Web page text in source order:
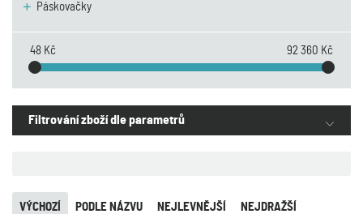
Páskovačky
48 Kč 92 360 Kč
Filtrování zboží dle parametrů
NEJLEVNĚJŠÍ NEJDRAŽŠÍ
PODLE NÁZVU
VÝCHOZÍ